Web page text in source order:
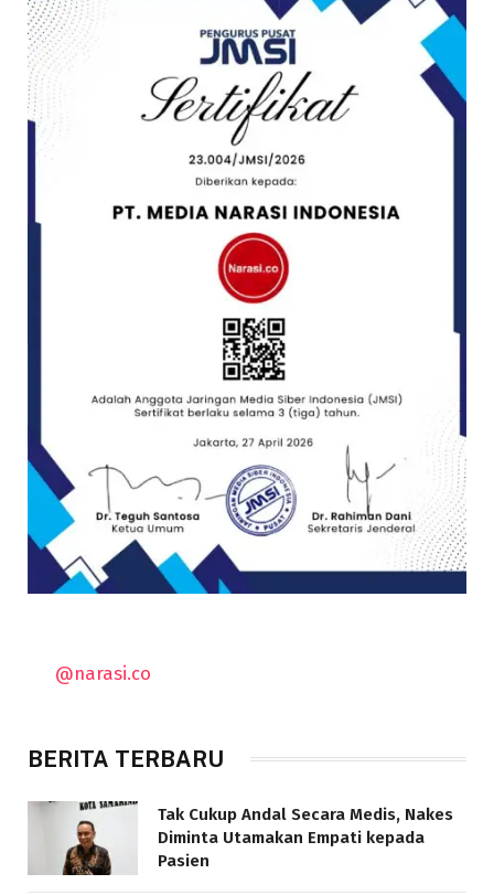
@narasi.co
BERITA TERBARU
Tak Cukup Andal Secara Medis, Nakes
Diminta Utamakan Empati kepada
Pasien